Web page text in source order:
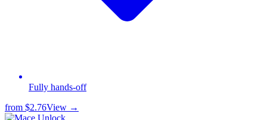
Fully hands-off
from $2.76View →